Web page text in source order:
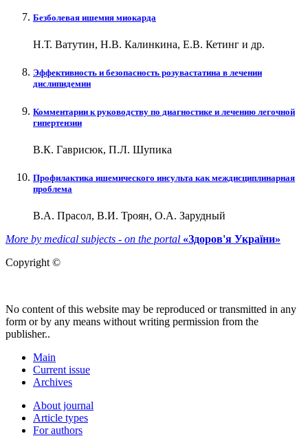
Безболевая ишемия миокарда
Н.Т. Ватутин, Н.В. Калинкина, Е.В. Кетинг и др.
Эффективность и безопасность розувастатина в лечении
дислипидемии
Комментарии к руководству по диагностике и лечению легочной
гипертензии
В.К. Гаврисюк, П.Л. Шупика
Профилактика ишемического инсульта как междисциплинарная
проблема
В.А. Прасол, В.И. Троян, О.А. Зарудный
More by medical subjects - on the portal «Здоров'я України»
Copyright ©
No content of this website may be reproduced or transmitted in any
form or by any means without writing permission from the
publisher..
Main
Current issue
Archives
About journal
Article types
For authors